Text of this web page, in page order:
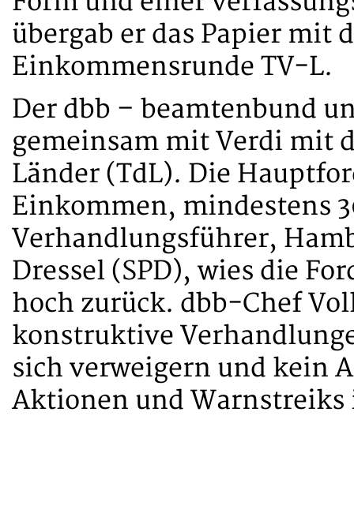
übergab er das Papier mit
Einkommensrunde TV-L.
Der dbb – beamtenbund
gemeinsam mit Verdi mit
Länder (TdL). Die
Einkommen, mindestens
Verhandlungsführer,
Dressel (SPD), wies die
hoch zurück. dbb-Chef
konstruktive
sich verweigern und kein
Aktionen und